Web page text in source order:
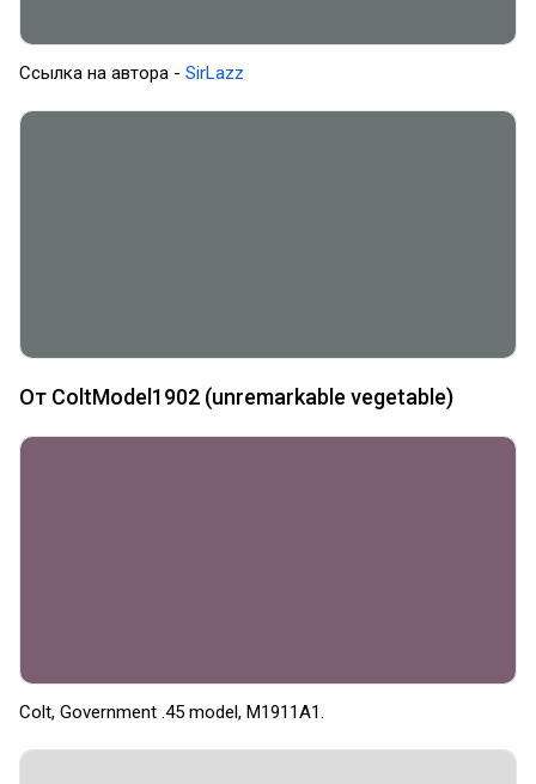
Ссылка на автора - SirLazz
От ColtModel1902 (unremarkable vegetable)
Colt, Government .45 model, M1911A1.